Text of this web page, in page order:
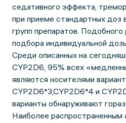
седативного эффекта,
при приеме стандартных доз
групп препаратов.
подбора индивидуальной
Среди описанных на
CYP2D6, 95% всех
являются носителями
CYP2D6*3,CYP2D6*4 и
варианты обнаруживают
Наиболее распространенным